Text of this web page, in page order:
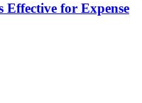
Effective for Expense